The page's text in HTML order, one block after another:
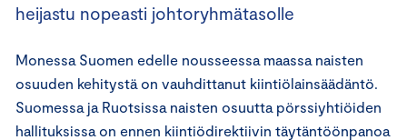
heijastu nopeasti johtoryhmätasolle
Monessa Suomen edelle nousseessa maassa naisten
osuuden kehitystä on vauhdittanut kiintiölainsäädäntö.
Suomessa ja Ruotsissa naisten osuutta pörssiyhtiöiden
hallituksissa on ennen kiintiödirektiivin täytäntöönpanoa